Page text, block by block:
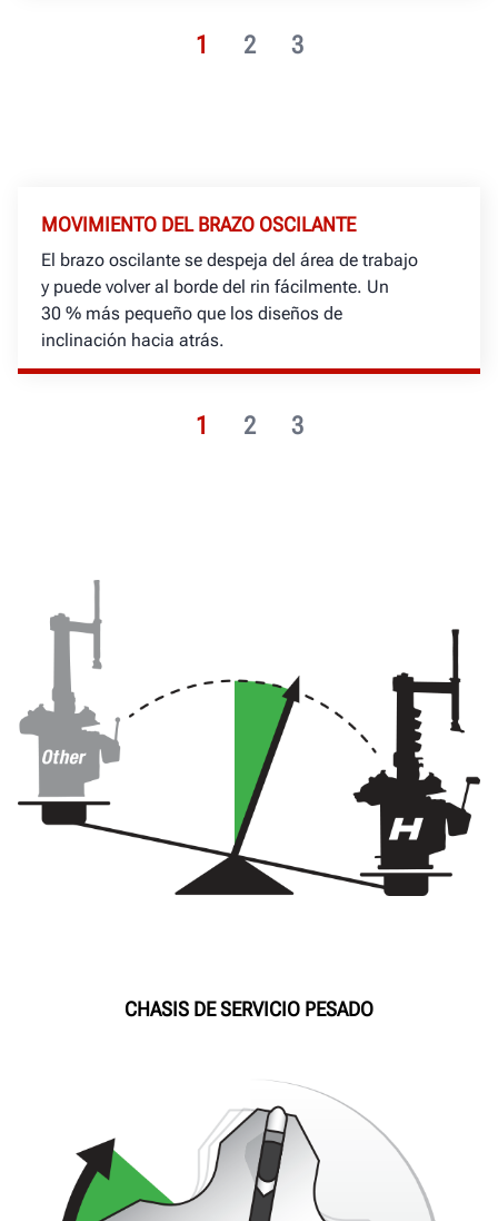
1 2 3
1 2 3
MOVIMIENTO DEL BRAZO OSCILANTE
El brazo oscilante se despeja del área de trabajo
y puede volver al borde del rin fácilmente. Un
30 % más pequeño que los diseños de
inclinación hacia atrás.
CHASIS DE SERVICIO PESADO